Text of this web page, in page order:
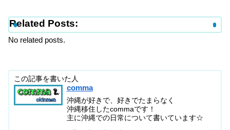
Related Posts:
No related posts.
この記事を書いた人
comma
沖縄が好きで、好きでたまらなく
沖縄移住したcommaです！
主に沖縄での日常について書いています☆